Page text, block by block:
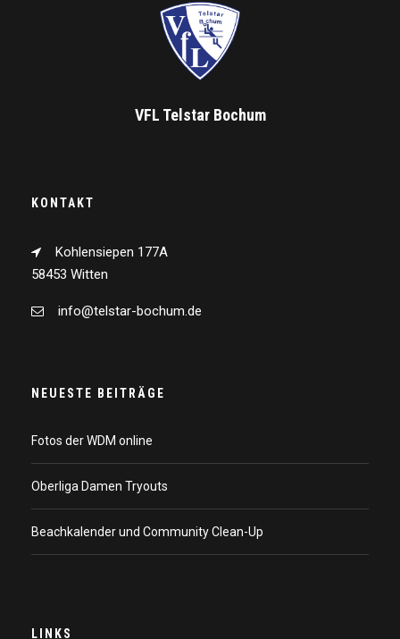
VFL Telstar Bochum
KONTAKT
Kohlensiepen 177A
58453 Witten
info@telstar-bochum.de
NEUESTE BEITRÄGE
Fotos der WDM online
Oberliga Damen Tryouts
Beachkalender und Community Clean-Up
LINKS